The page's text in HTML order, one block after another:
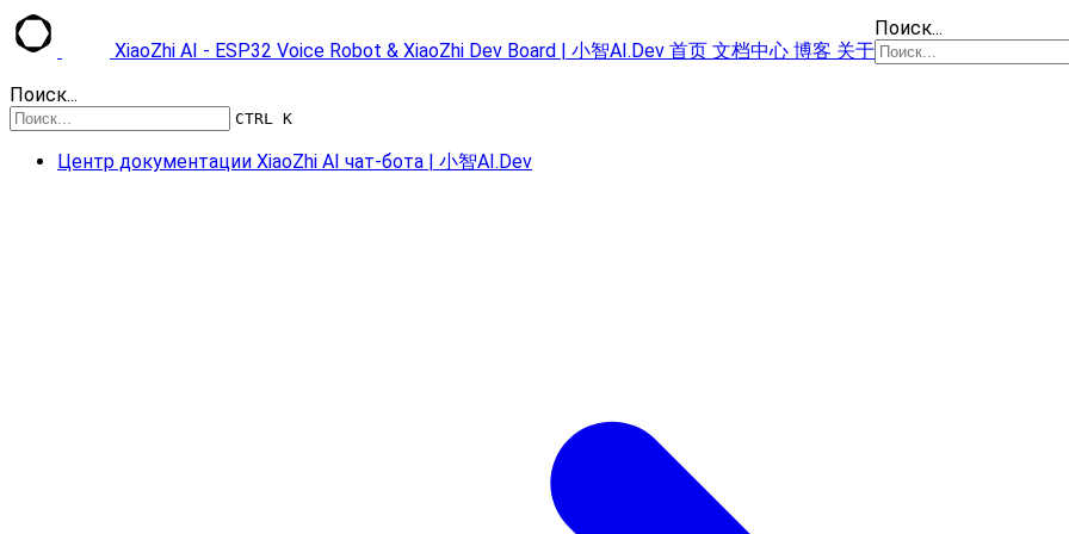
XiaoZhi AI - ESP32 Voice Robot & XiaoZhi Dev Board | 小智AI.Dev 首页 文档中心 博客 关于
Поиск...
Поиск...
CTRL K
Центр документации XiaoZhi AI чат-бота | 小智AI.Dev